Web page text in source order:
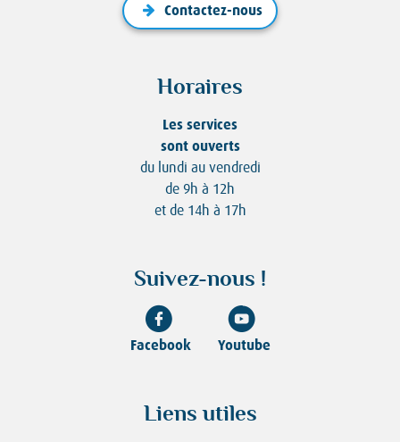
Contactez-nous
Horaires
Les services
sont ouverts
du lundi au vendredi
de 9h à 12h
et de 14h à 17h
Suivez-nous !
Facebook Youtube
Liens utiles